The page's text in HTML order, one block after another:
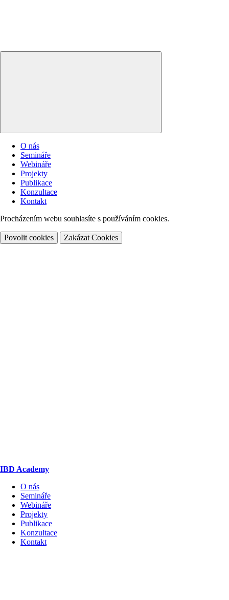
O nás
Semináře
Webináře
Projekty
Publikace
Konzultace
Kontakt
Procházením webu souhlasíte s používáním cookies.
Povolit cookies Zakázat Cookies
IBD Academy
O nás
Semináře
Webináře
Projekty
Publikace
Konzultace
Kontakt